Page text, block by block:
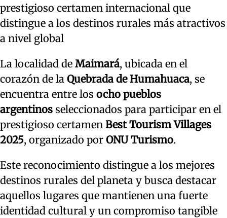
prestigioso certamen internacional que
distingue a los destinos rurales más atractivos
a nivel global
La localidad de Maimará, ubicada en el
corazón de la Quebrada de Humahuaca, se
encuentra entre los ocho pueblos
argentinos seleccionados para participar en el
prestigioso certamen Best Tourism Villages
2025, organizado por ONU Turismo.
Este reconocimiento distingue a los mejores
destinos rurales del planeta y busca destacar
aquellos lugares que mantienen una fuerte
identidad cultural y un compromiso tangible